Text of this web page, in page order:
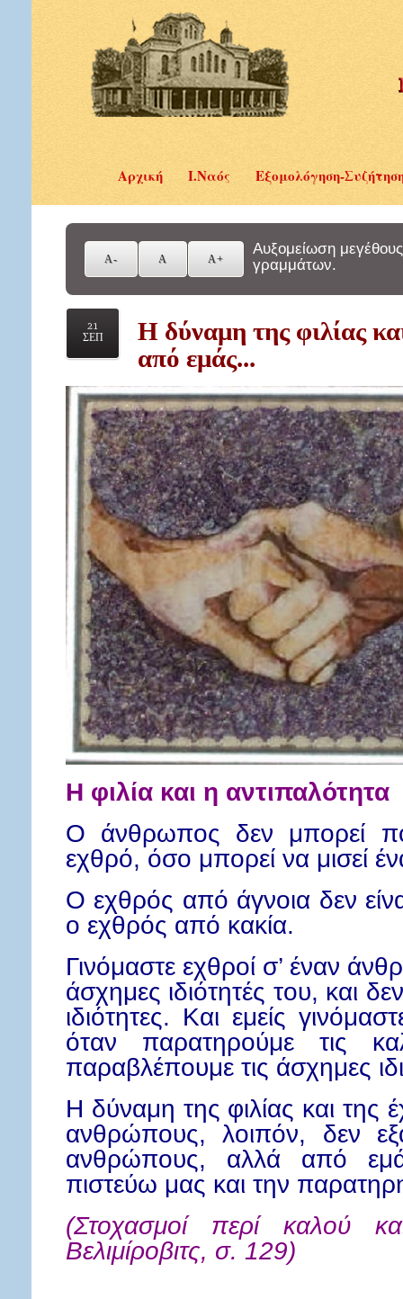
Αρχική Ι.Ναός Εξομολόγηση-
Αυξομείωση μεγέθους
γραμμάτων.
21
ΣΕΠ
Η δύναμη της φιλίας
από εμάς...
Η φιλία και η αντιπαλότητα
Ο άνθρωπος δεν μπορεί
εχθρό, όσο μπορεί να μισεί
Ο εχθρός από άγνοια δεν
ο εχθρός από κακία.
Γινόμαστε εχθροί σ’ έναν
άσχημες ιδιότητές του, και
ιδιότητες. Και εμείς
όταν παρατηρούμε τις
παραβλέπουμε τις άσχημες
Η δύναμη της φιλίας και της
ανθρώπους, λοιπόν, δεν
ανθρώπους, αλλά από
πιστεύω μας και την
(Στοχασμοί περί καλού
Βελιμίροβιτς, σ. 129)